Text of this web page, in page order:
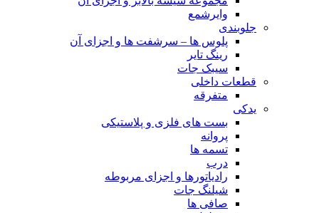
وایرشمع
جلوبندی
پلوس ها – سرشفت ها و اجزای آن
رینگ تایر
سیبک جات
قطعات داخلی
متفرقه
یدکی
بست های فلزی و پلاستیکی
پروانه
تسمه ها
درب
رادیاتورها و اجزای مربوطه
شیلنگ جات
صافی ها